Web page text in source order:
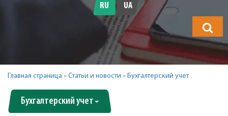
будете
искать?
RU UA
Главная страница » Статьи и новости » Бухгалтерский учет
Бухгалтерский учет